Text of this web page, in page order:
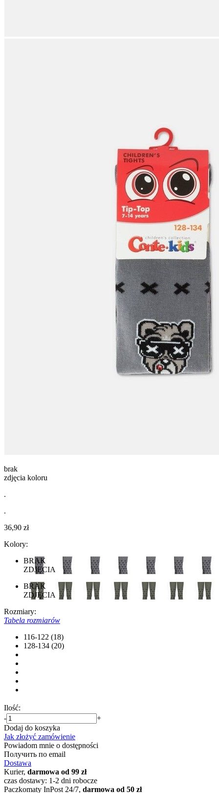
brak
zdjęcia koloru
.
.
36,90 zł
Kolory:
BRAK
ZDJĘCIA
BRAK
ZDJĘCIA
Rozmiary:
Tabela rozmiarów
116-122 (18)
128-134 (20)
Ilość:
-
+
Dodaj do koszyka
Jak złożyć zamówienie
Powiadom mnie o dostępności
Получить по email
Dostawa
Kurier, darmowa od 99 zł
czas dostawy: 1-2 dni robocze
Paczkomaty InPost 24/7, darmowa od 50 zł